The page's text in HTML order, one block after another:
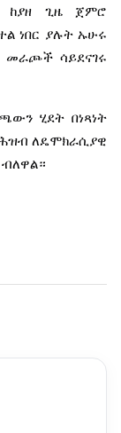
ከያዘ ጊዜ
ጀምሮ
ነበር ያሉት ኡሁሩ
መራጮች ሳይደናገሩ
ሂደት በነጻነት
ለዴሞክራሲያዊ
ብለዋል።